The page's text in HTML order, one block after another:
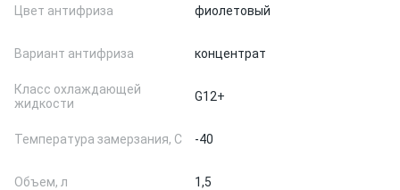
Цвет антифриза фиолетовый
Вариант антифриза концентрат
Класс охлаждающей
жидкости
G12+
Температура замерзания, С -40
Объем, л 1,5